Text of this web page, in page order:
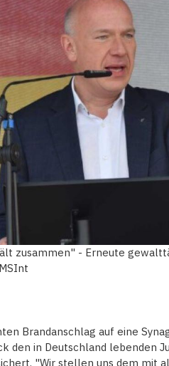
zusammen" - Erneute
Brandanschlag auf eine
den in Deutschland lebenden
"Wir stellen uns dem mit